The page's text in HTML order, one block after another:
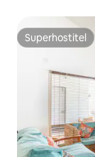
Superhostiteľ
Superhostiteľ